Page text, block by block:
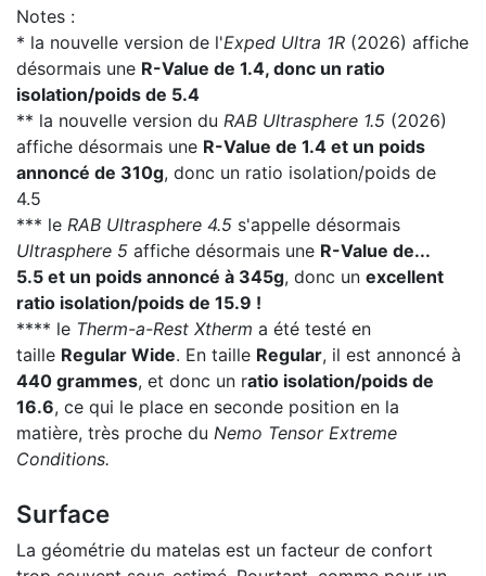
Notes :
* la nouvelle version de l'Exped Ultra 1R (2026) affiche
désormais une R-Value de 1.4, donc un ratio
isolation/poids de 5.4
** la nouvelle version du RAB Ultrasphere 1.5 (2026)
affiche désormais une R-Value de 1.4 et un poids
annoncé de 310g, donc un ratio isolation/poids de
4.5
*** le RAB Ultrasphere 4.5 s'appelle désormais
Ultrasphere 5 affiche désormais une R-Value de...
5.5 et un poids annoncé à 345g, donc un excellent
ratio isolation/poids de 15.9 !
**** le Therm-a-Rest Xtherm a été testé en
taille Regular Wide. En taille Regular, il est annoncé à
440 grammes, et donc un ratio isolation/poids de
16.6, ce qui le place en seconde position en la
matière, très proche du Nemo Tensor Extreme
Conditions.
Surface
La géométrie du matelas est un facteur de confort